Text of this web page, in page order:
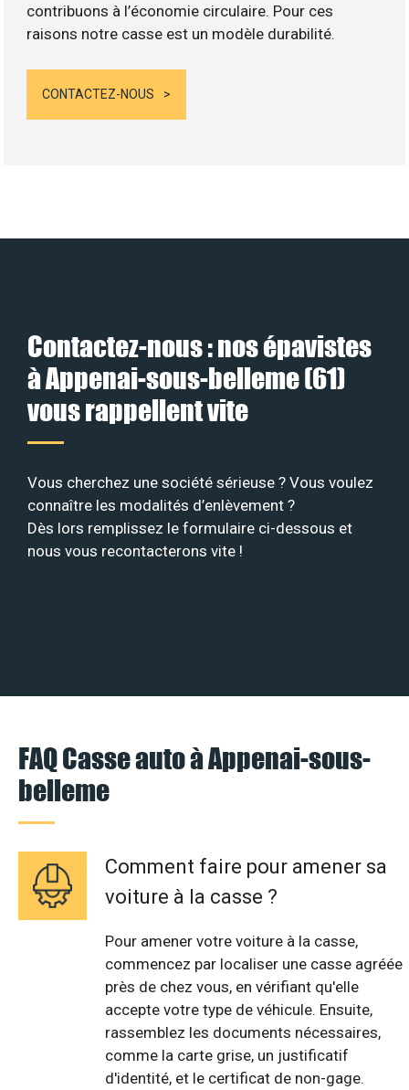
contribuons à l’économie circulaire. Pour ces
raisons notre casse est un modèle durabilité.
CONTACTEZ-NOUS
Contactez-nous : nos épavistes
à Appenai-sous-belleme (61)
vous rappellent vite
Vous cherchez une société sérieuse ? Vous voulez
connaître les modalités d’enlèvement ?
Dès lors remplissez le formulaire ci-dessous et
nous vous recontacterons vite !
FAQ Casse auto à Appenai-sous-
belleme
Comment faire pour amener sa
voiture à la casse ?
Pour amener votre voiture à la casse,
commencez par localiser une casse agréée
près de chez vous, en vérifiant qu'elle
accepte votre type de véhicule. Ensuite,
rassemblez les documents nécessaires,
comme la carte grise, un justificatif
d'identité, et le certificat de non-gage.